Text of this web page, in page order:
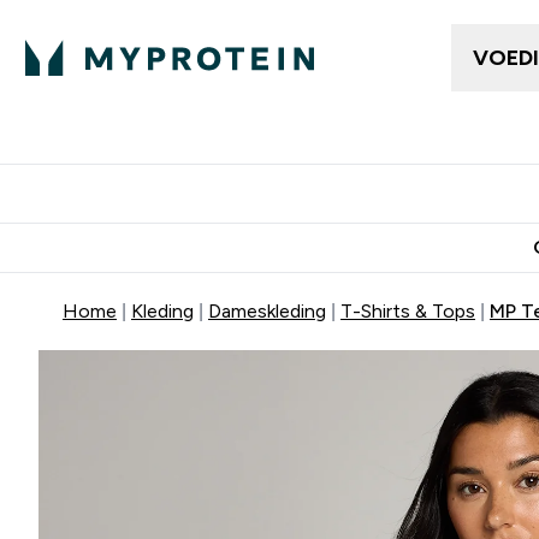
Home Kleding Dameskleding T-Shirts & Tops MP